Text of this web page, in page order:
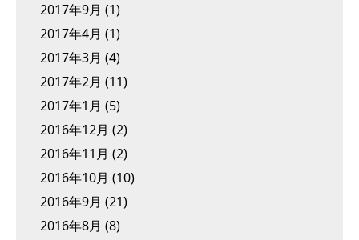
2017年9月 (1)
2017年4月 (1)
2017年3月 (4)
2017年2月 (11)
2017年1月 (5)
2016年12月 (2)
2016年11月 (2)
2016年10月 (10)
2016年9月 (21)
2016年8月 (8)